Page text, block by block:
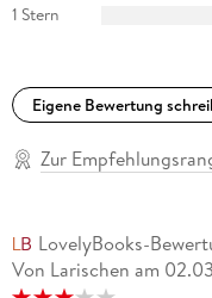
1 Stern
Eigene Bewertung
Zur
LovelyBooks-
Von Larischen am